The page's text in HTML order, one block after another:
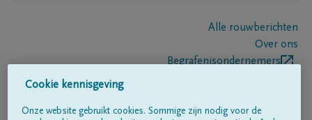
Alle rouwberichten
Over ons
Begrafenisondernemers
Cookie kennisgeving
Onze website gebruikt cookies. Sommige zijn nodig voor de